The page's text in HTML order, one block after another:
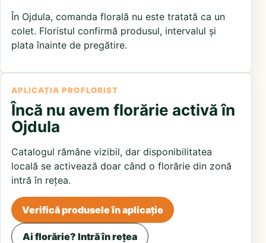
În Ojdula, comanda florală nu este tratată ca un
colet. Floristul confirmă produsul, intervalul și
plata înainte de pregătire.
APLICAȚIA PROFLORIST
Încă nu avem florărie activă în
Ojdula
Catalogul rămâne vizibil, dar disponibilitatea
locală se activează doar când o florărie din zonă
intră în rețea.
Verifică produsele în aplicație
Ai florărie? Intră în rețea